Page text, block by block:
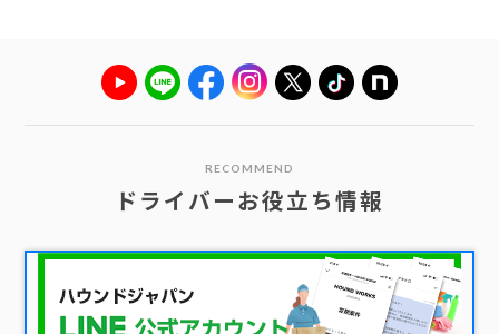
RECOMMEND
ドライバーお役立ち情報